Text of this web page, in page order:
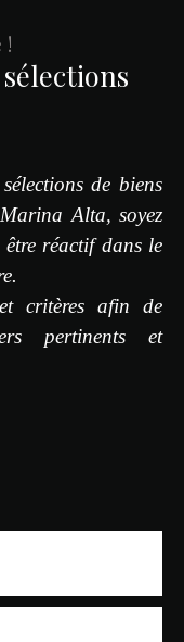
!
de biens
Alta, soyez
réactif dans le
critères afin de
pertinents et